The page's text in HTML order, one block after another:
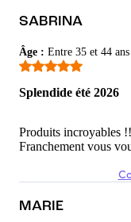
5/5
Parfait
Tous les produits
Marie
Produits tous utiles
J’ai toujours
SABRINA
Âge : Entre 35 et 44 ans
Splendide été 2026
Produits incroyables
Franchement vous
MARIE